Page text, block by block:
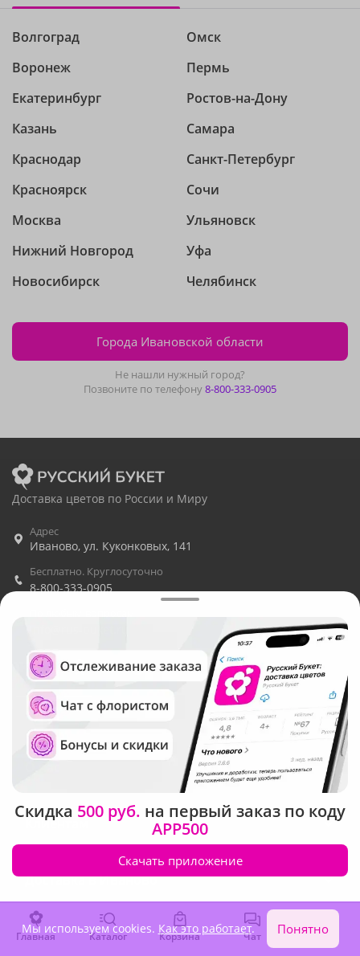
Волгоград
Воронеж
Екатеринбург
Казань
Краснодар
Красноярск
Москва
Нижний Новгород
Новосибирск
Омск
Пермь
Ростов-на-Дону
Самара
Санкт-Петербург
Сочи
Ульяновск
Уфа
Челябинск
Города Ивановской области
Не нашли нужный город?
Позвоните по телефону8-800-333-0905
Доставка цветов по России и Миру
Адрес
Иваново, ул. Куконковых, 141
Бесплатно. Круглосуточно
8-800-333-0905
Клиентам
Доставка в Иваново
Главная Каталог Корзина Чат Войти
Скидка 500 руб. на первый заказ по коду
APP500
Скачать приложение
Мы используем cookies. Как это работает. Понятно